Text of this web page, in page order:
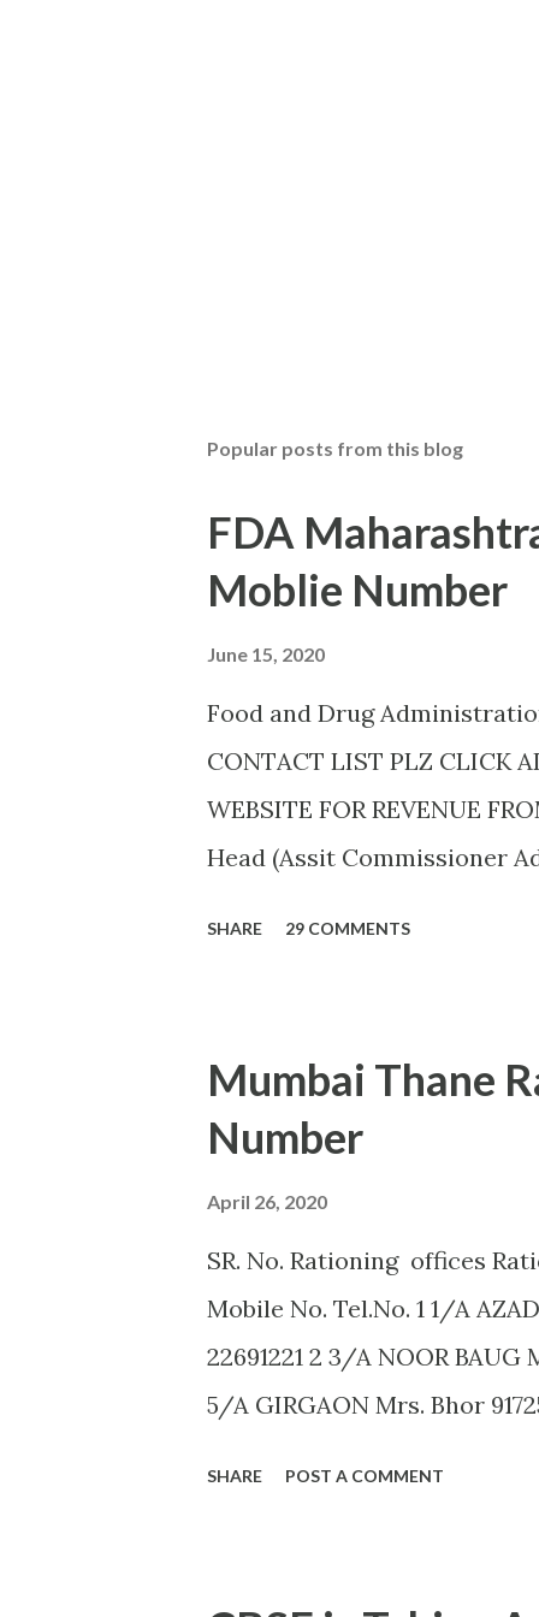
Popular posts from this blog
FDA
Moblie Number
June 15, 2020
Food and Drug
CONTACT LIST PLZ CLICK
WEBSITE FOR REVENUE
Head (Assit Commissioner
AMARAVATI U.B.GHAROTE
Commissioner,Jawade
C. K. DANGE (9422844477)
SHARE 29 COMMENTS
Mumbai Thane
Number
April 26, 2020
SR. No. Rationing offices
Mobile No. Tel.No. 1 1/A
22691221 2 3/A NOOR BAUG
5/A GIRGAON Mrs. Bhor
SHARE POST A COMMENT